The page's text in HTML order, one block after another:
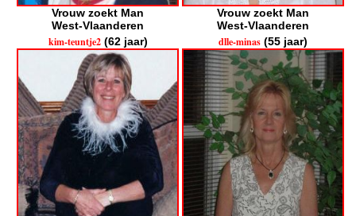
Vrouw zoekt Man
West-Vlaanderen
Vrouw zoekt Man
West-Vlaanderen
kim-teuntje2(62 jaar) dlle-minas (55 jaar)